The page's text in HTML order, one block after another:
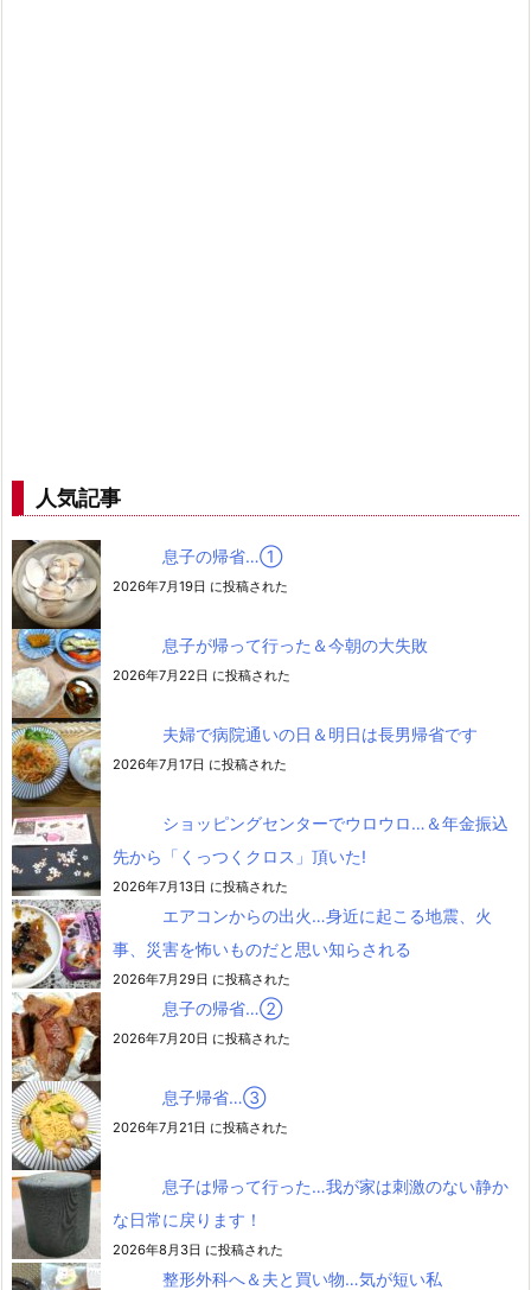
人気記事
息子の帰省…➀
2026年7月19日 に投稿された
息子が帰って行った＆今朝の大失敗
2026年7月22日 に投稿された
夫婦で病院通いの日＆明日は長男帰省です
2026年7月17日 に投稿された
ショッピングセンターでウロウロ…＆年金振込
先から「くっつくクロス」頂いた!
2026年7月13日 に投稿された
エアコンからの出火…身近に起こる地震、火
事、災害を怖いものだと思い知らされる
2026年7月29日 に投稿された
息子の帰省…②
2026年7月20日 に投稿された
息子帰省…③
2026年7月21日 に投稿された
息子は帰って行った…我が家は刺激のない静か
な日常に戻ります！
2026年8月3日 に投稿された
整形外科へ＆夫と買い物…気が短い私